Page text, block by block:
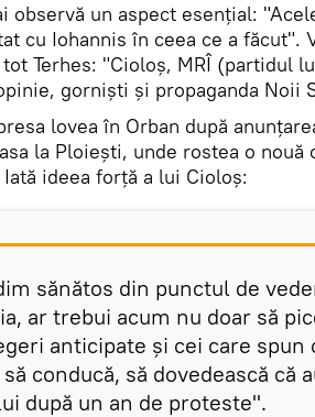
observă un aspect esențial:
cu Iohannis în ceea ce a făcut".
Terhes: "Cioloș, MRÎ (partidul
gorniști și propaganda Noii
lovea în Orban după
la Ploiești, unde rostea o nouă
Iată ideea forță a lui Cioloș:
sănătos din punctul de
ar trebui acum nu doar să
anticipate şi cei care spun
conducă, să dovedească că
după un an de proteste".